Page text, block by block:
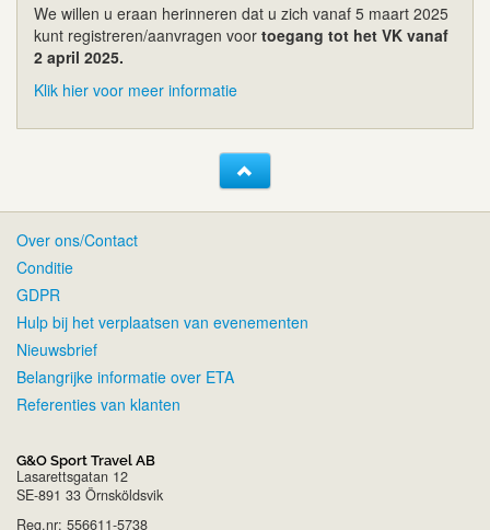
We willen u eraan herinneren dat u zich vanaf 5 maart 2025
kunt registreren/aanvragen voor toegang tot het VK vanaf
2 april 2025.
Klik hier voor meer informatie
Over ons/Contact
Conditie
GDPR
Hulp bij het verplaatsen van evenementen
Nieuwsbrief
Belangrijke informatie over ETA
Referenties van klanten
G&O Sport Travel AB
Lasarettsgatan 12
SE-891 33 Örnsköldsvik
Reg.nr: 556611-5738